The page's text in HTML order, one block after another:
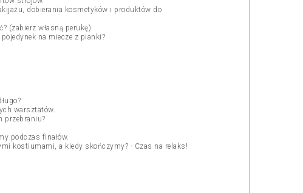
dobierania kosmetyków i produktów do
(zabierz własną perukę)
na miecze z pianki?
warsztatów.
przebraniu?
podczas finałów.
kostiumami, a kiedy skończymy? - Czas na relaks!